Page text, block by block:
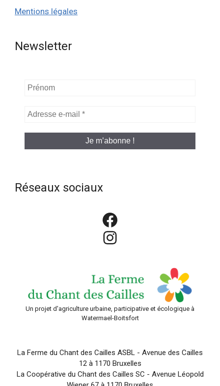
Mentions légales
Newsletter
Prénom
Adresse
mail
Réseaux sociaux
Facebook
Instagram
Un projet d'agriculture urbaine, participative et écologique à
Watermael-Boitsfort
La Ferme du Chant des Cailles ASBL - Avenue des Cailles
12 à 1170 Bruxelles
La Coopérative du Chant des Cailles SC - Avenue Léopold